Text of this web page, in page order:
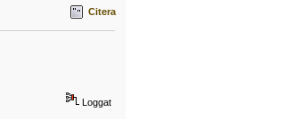
Citera
Loggat